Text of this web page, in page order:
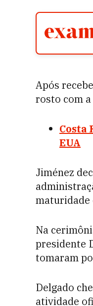
Após
rosto com
Costa
EUA
Jiménez
maturidade
Na
presidente
tomaram
Delgado
atividade